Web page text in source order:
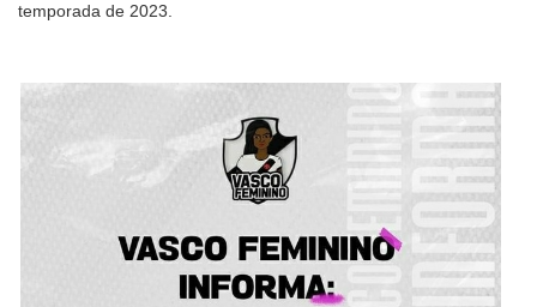
temporada de 2023.